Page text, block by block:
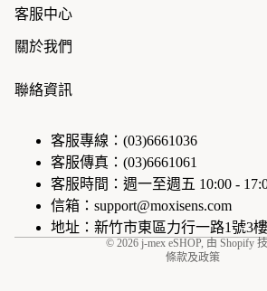
客服中心
關於我們
聯絡資訊
客服專線：(03)6661036
客服傳真：(03)6661061
客服時間：週一至週五 10:00 -
信箱：support@moxisens.com
地址：新竹市東區力行一路1號3
© 2026 j-mex eSHOP, 由 Shopify
條款及政策
退款政策
運送政策
聯絡資訊
服務條款